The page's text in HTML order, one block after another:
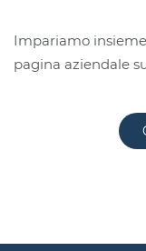
Impariamo
pagina aziendale